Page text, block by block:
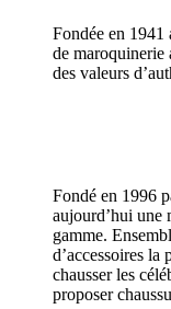
Fondée en
de maroquinerie
des valeurs
Fondé en 1996
aujourd’hui une
gamme.
d’accessoires la
chausser les
proposer